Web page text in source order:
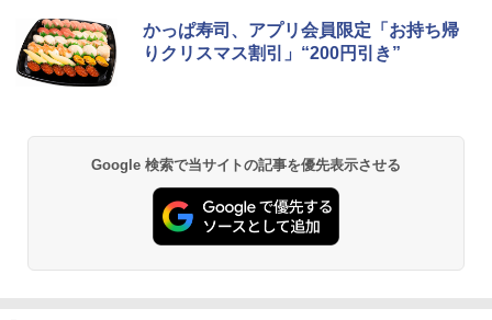
かっぱ寿司、アプリ会員限定「お持ち帰
りクリスマス割引」“200円引き”
Google 検索で当サイトの記事を優先表示させる